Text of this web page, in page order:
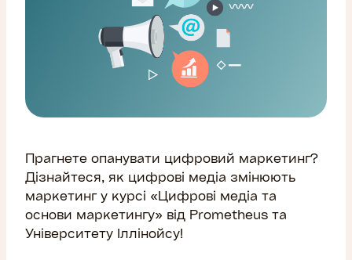
Прагнете опанувати цифровий маркетинг?
Дізнайтеся, як цифрові медіа змінюють
маркетинг у курсі «Цифрові медіа та
основи маркетингу» від Prometheus та
Університету Іллінойсу!